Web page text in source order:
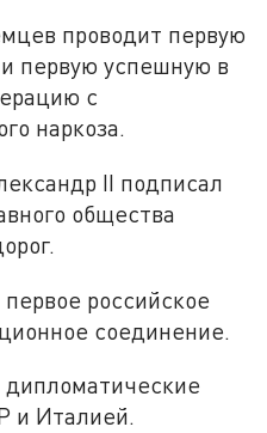
проводит первую
первую успешную в
с
наркоза.
II подписал
общества
российское
соединение.
дипломатические
и Италией.